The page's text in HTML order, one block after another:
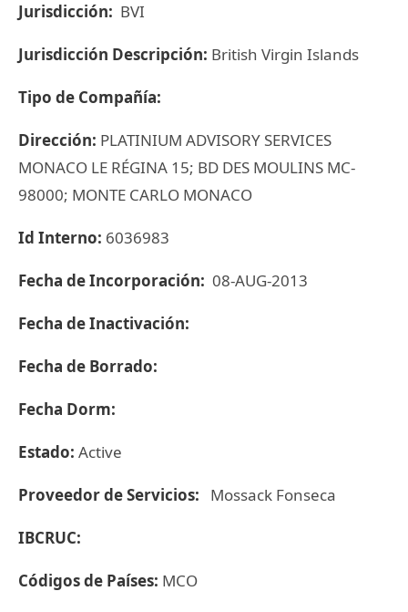
Jurisdicción: BVI
Jurisdicción Descripción: British Virgin Islands
Tipo de Compañía:
Dirección: PLATINIUM ADVISORY SERVICES
MONACO LE RÉGINA 15; BD DES MOULINS MC-
98000; MONTE CARLO MONACO
Id Interno: 6036983
Fecha de Incorporación: 08-AUG-2013
Fecha de Inactivación:
Fecha de Borrado:
Fecha Dorm:
Estado: Active
Proveedor de Servicios: Mossack Fonseca
IBCRUC:
Códigos de Países: MCO